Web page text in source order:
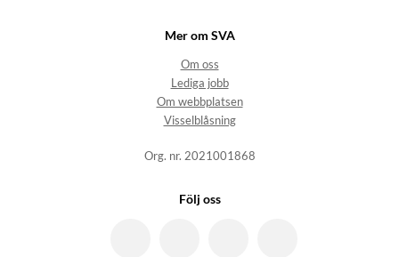
Mer om SVA
Om oss
Lediga jobb
Om webbplatsen
Visselblåsning
Org. nr. 2021001868
Följ oss